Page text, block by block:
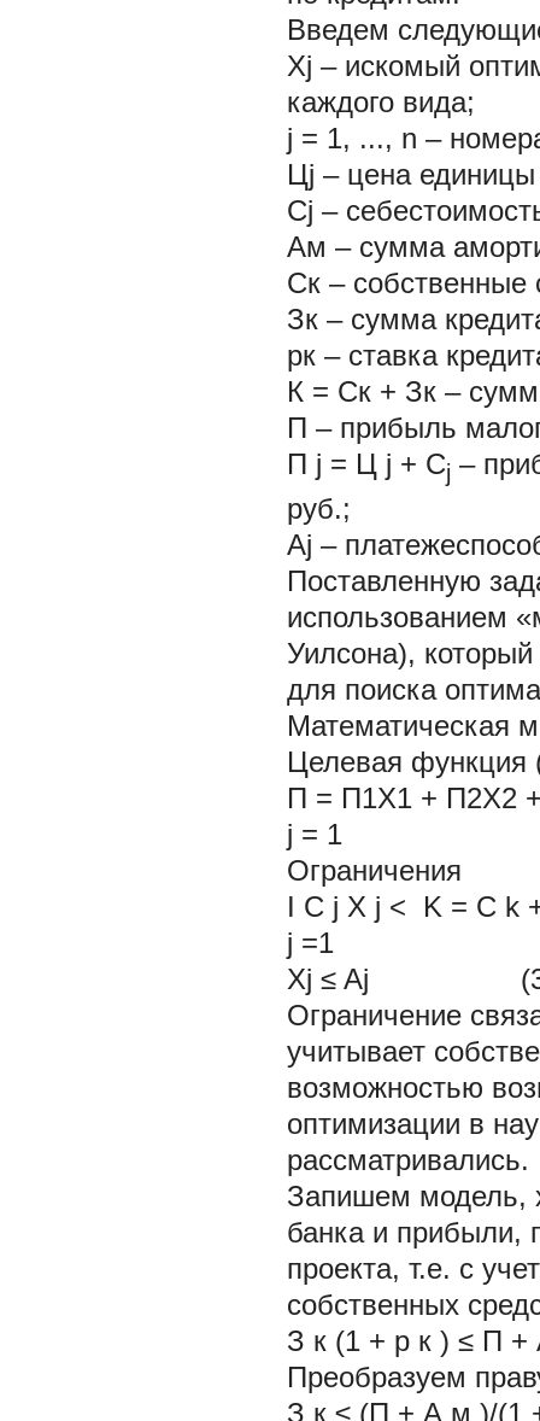
Введем
Хj – искомый
каждого вида;
j = 1, ..., n –
Цj – цена
Сj –
Ам – сумма
Ск – собственные
Зк – сумма
рк – ставка
К = Ск + Зк –
П – прибыль
П j = Ц j + Сj –
руб.;
Аj –
Поставленную
использованием
Уилсона),
для поиска
Математическая
Целевая функция
П = П1Х1 + П2Х2
j = 1
Ограничения
I C j X j < K = C k
j =1
Xj ≤ Aj
Ограничение
учитывает
возможностью
оптимизации в
рассматривались.
Запишем модель,
банка и прибыли,
проекта, т.е. с
собственных
З к (1 + р к ) ≤ П +
Преобразуем
З к ≤ (П + А м )/(1